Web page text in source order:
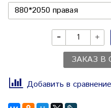
ЗАКАЗ В
Добавить в сравнение